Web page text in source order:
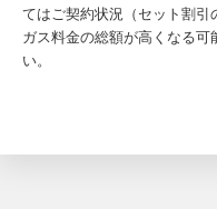
てはご契約状況（セット割引
ガス料金の総額が高くなる可
い。